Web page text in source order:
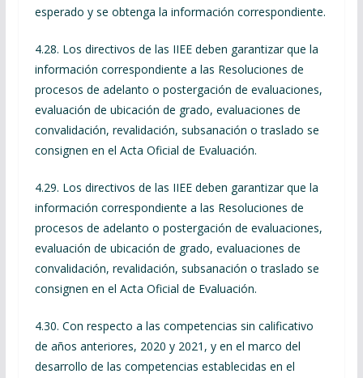
esperado y se obtenga la información correspondiente.
4.28. Los directivos de las IIEE deben garantizar que la
información correspondiente a las Resoluciones de
procesos de adelanto o postergación de evaluaciones,
evaluación de ubicación de grado, evaluaciones de
convalidación, revalidación, subsanación o traslado se
consignen en el Acta Oficial de Evaluación.
4.29. Los directivos de las IIEE deben garantizar que la
información correspondiente a las Resoluciones de
procesos de adelanto o postergación de evaluaciones,
evaluación de ubicación de grado, evaluaciones de
convalidación, revalidación, subsanación o traslado se
consignen en el Acta Oficial de Evaluación.
4.30. Con respecto a las competencias sin calificativo
de años anteriores, 2020 y 2021, y en el marco del
desarrollo de las competencias establecidas en el